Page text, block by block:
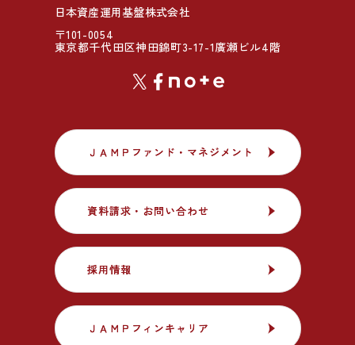
日本資産運用基盤株式会社
〒101-0054
東京都千代田区神田錦町3-17-1廣瀬ビル4階
ＪＡＭＰファンド・マネジメント
ＪＡＭＰファンド・マネジメント
資料請求・お問い合わせ
資料請求・お問い合わせ
採用情報
採用情報
ＪＡＭＰフィンキャリア
ＪＡＭＰフィンキャリア